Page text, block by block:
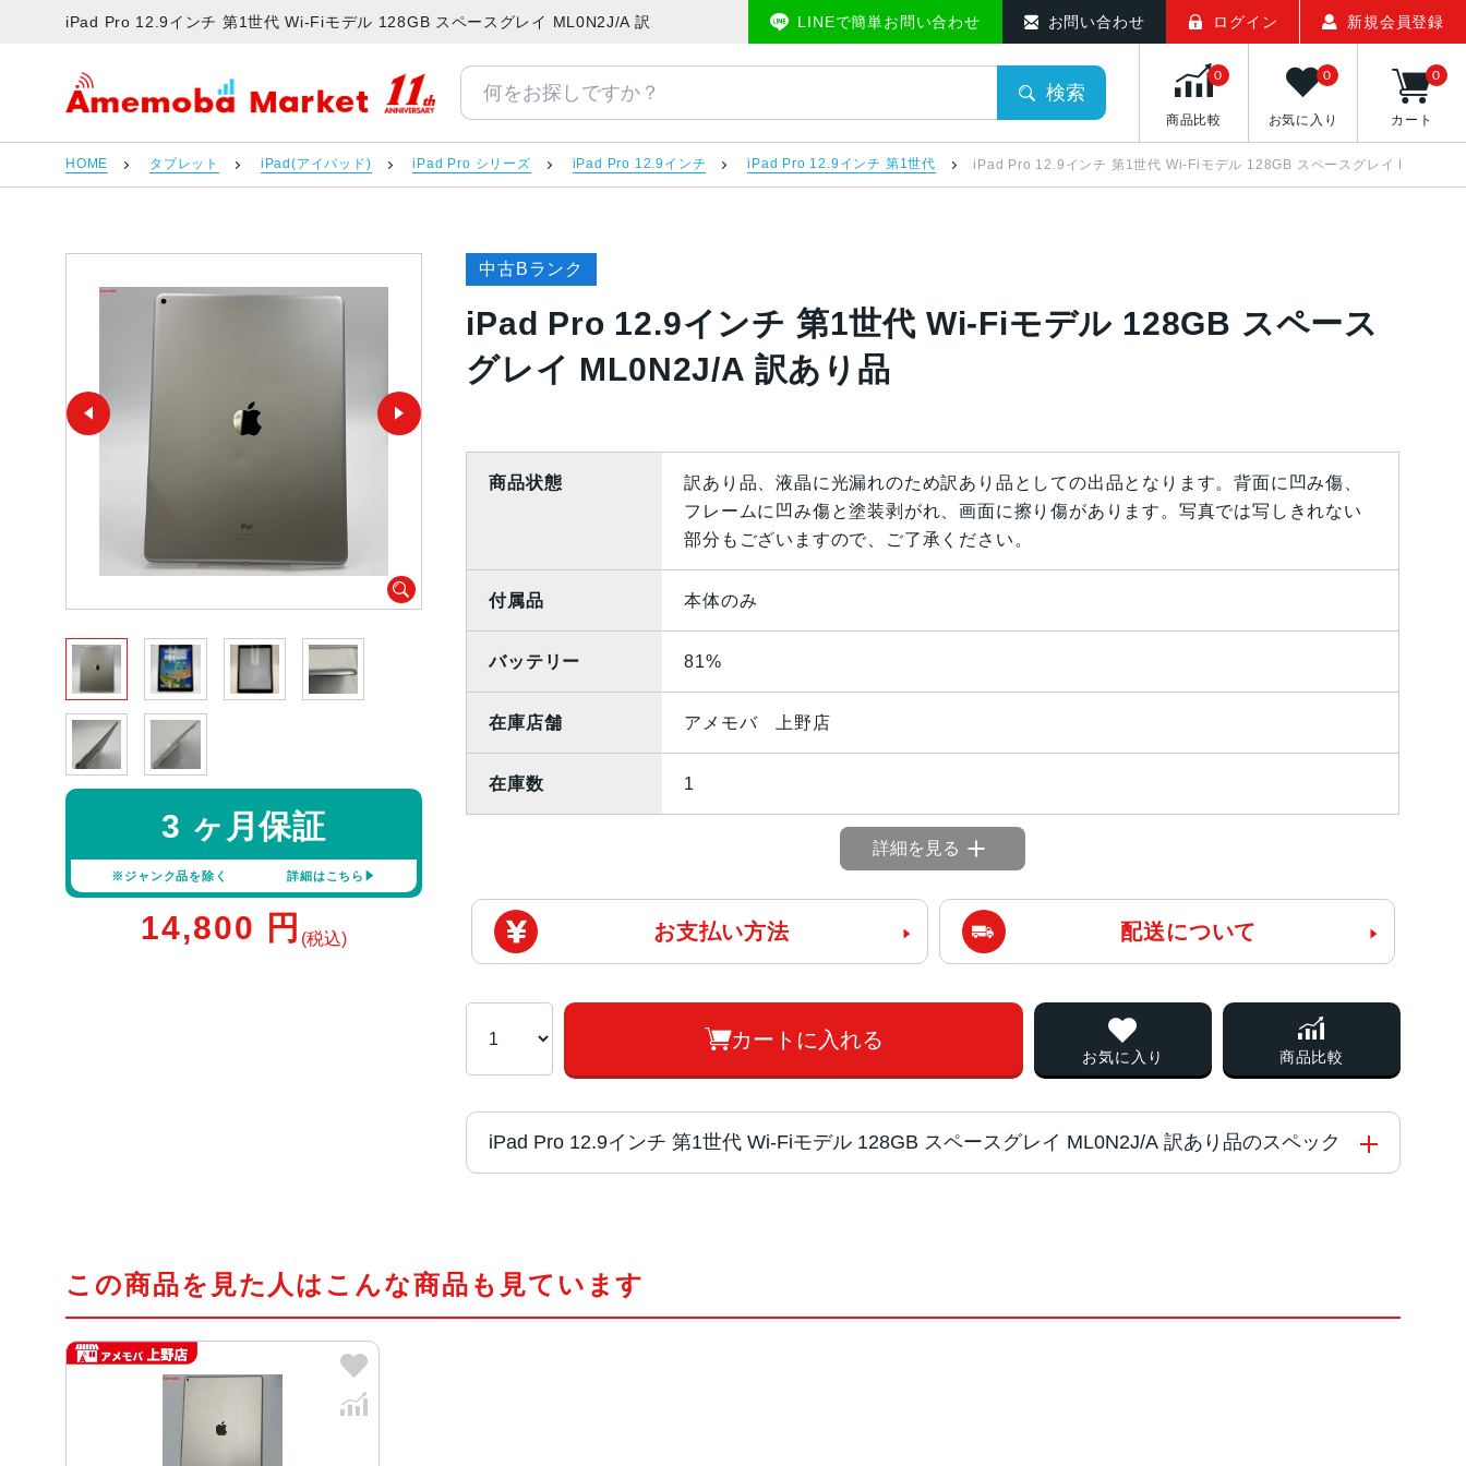
iPad Pro 12.9インチ 第1世代 Wi-Fiモデル 128GB スペースグレイ ML0N2J/A 訳あり品 | 中古スマホ販売のアメモバマーケット
LINEで簡単お問い合わせ お問い合わせ ログイン 新規会員登録
アメモバマーケット
検索
商品比較
0
お気に入り
0
カート
0
HOME タブレット iPad(アイパッド) iPad Pro シリーズ iPad Pro 12.9インチ iPad Pro 12.9インチ 第1世代 iPad Pro 12.9インチ 第1世代 Wi-Fiモデル 128GB スペースグレイ ML0N2J/
中古Bランク
iPad Pro 12.9インチ 第1世代 Wi-Fiモデル 128GB スペース
グレイ ML0N2J/A 訳あり品
3 ヶ月保証
※ジャンク品を除く 詳細はこちら
14,800 円 (税込)
商品状態
訳あり品、液晶に光漏れのため訳あり品としての出品となります。背面に凹み傷、
フレームに凹み傷と塗装剥がれ、画面に擦り傷があります。写真では写しきれない
部分もございますので、ご了承ください。
付属品 本体のみ
バッテリー 81%
在庫店舗 アメモバ 上野店
在庫数 1
詳細を見る
お支払い方法 配送について
カートに入れる
お気に入り 商品比較
iPad Pro 12.9インチ 第1世代 Wi-Fiモデル 128GB スペースグレイ ML0N2J/A 訳あり品のスペック
この商品を見た人はこんな商品も見ています